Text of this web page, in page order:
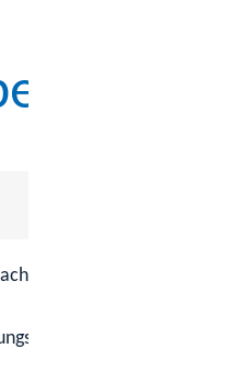
Wenn Sie erwerbsfähig